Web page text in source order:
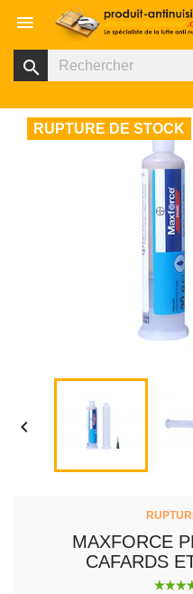

search
RUPTURE DE STOCK

MAXFORCE
CAFARDS